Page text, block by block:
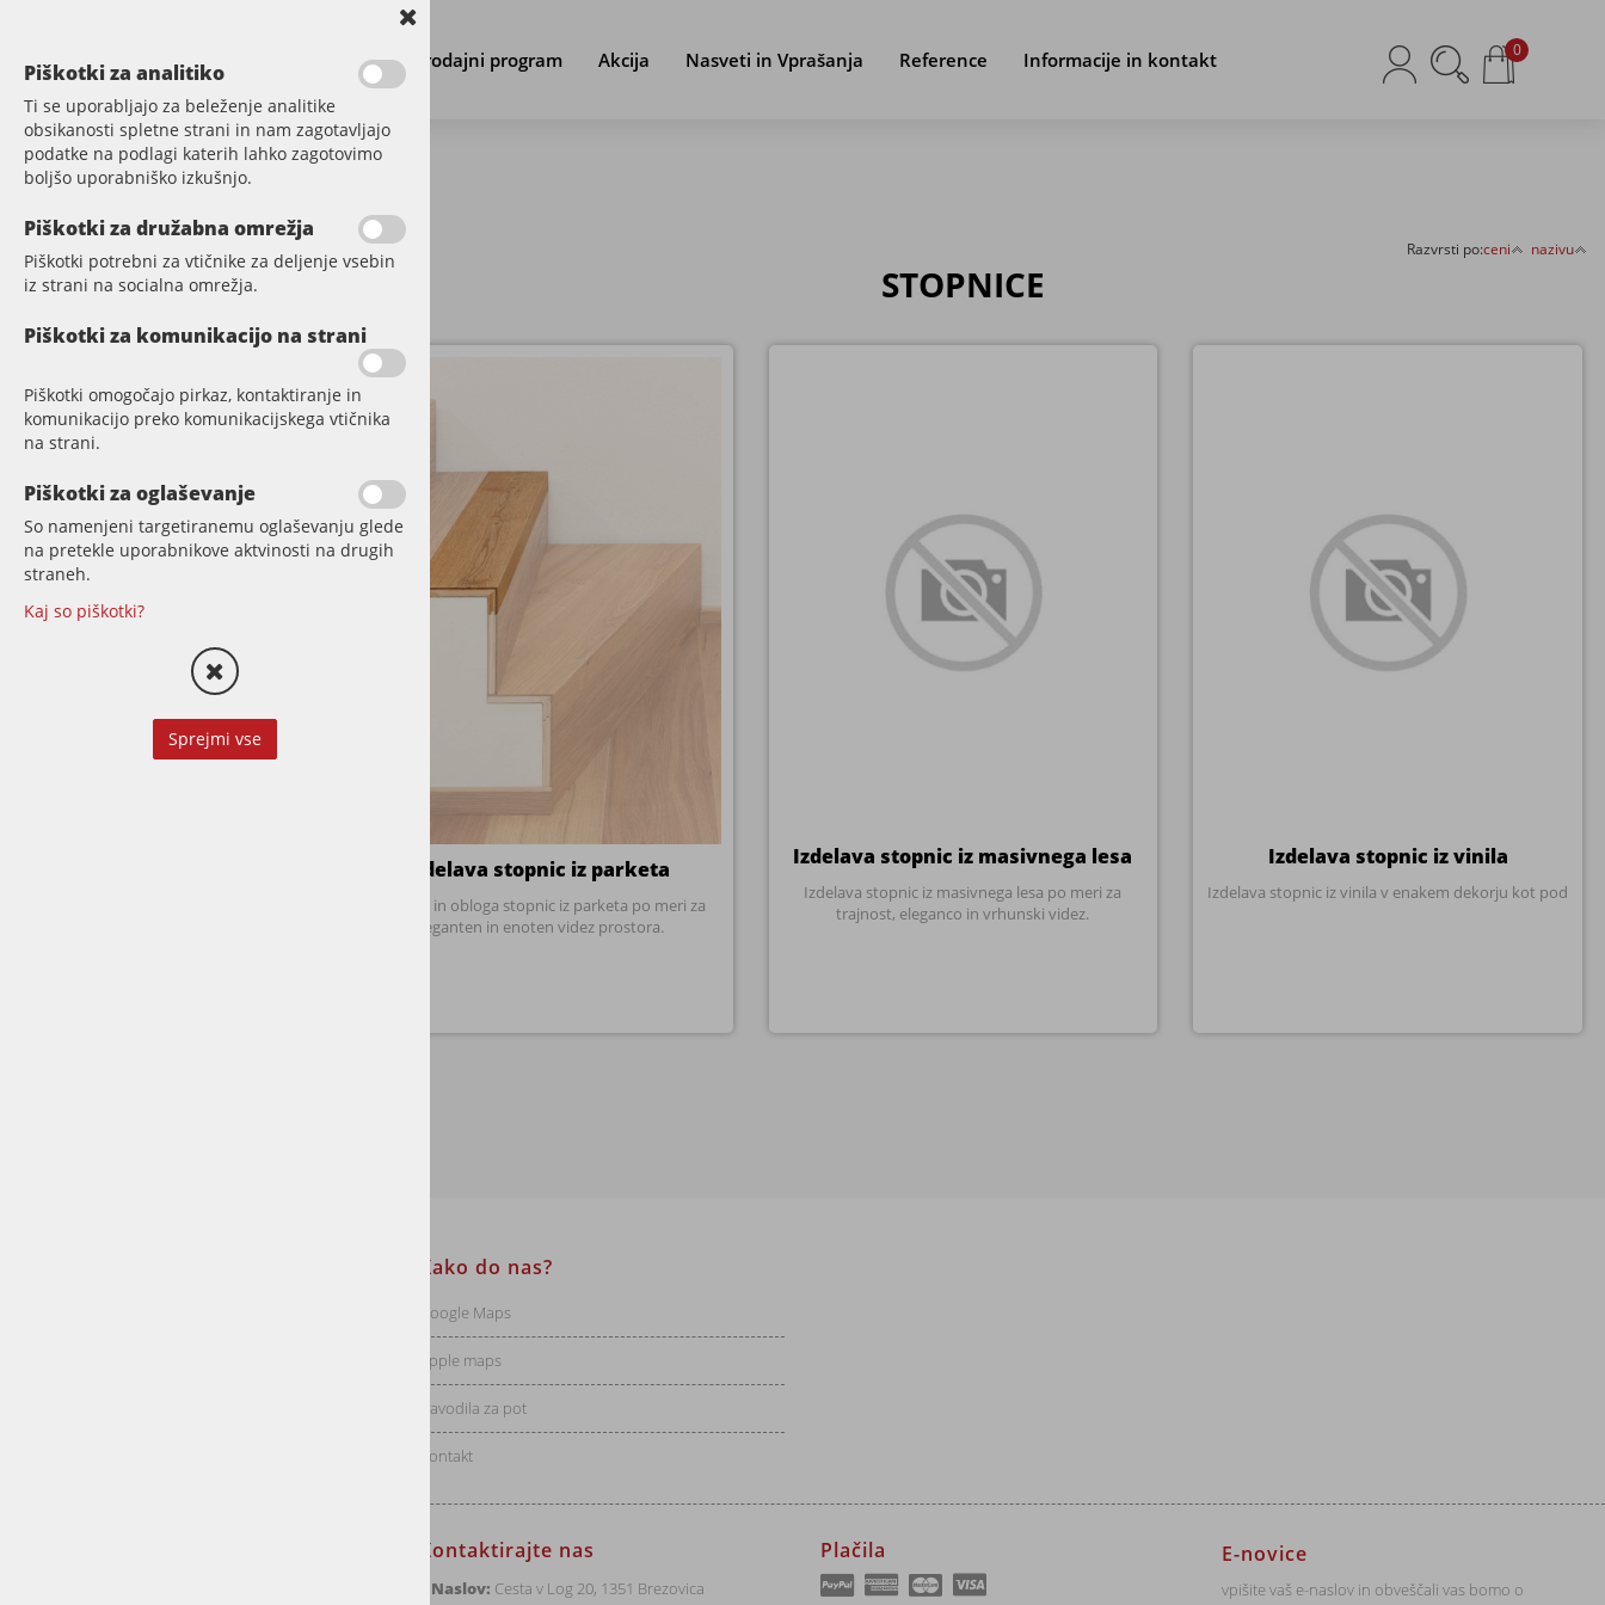
Prodajni program Akcija Nasveti in Vprašanja Reference Informacije in kontakt 0
PARKET
VINIL
DODATNI MATERIAL
TERASE
LETVE
STORITVE
IZPOSOJA
Razvrsti po:ceni nazivu
STOPNICE
Izdelava stopnic iz parketa
Izdelava in obloga stopnic iz parketa po meri za
eleganten in enoten videz prostora.
Izdelava stopnic iz masivnega lesa
Izdelava stopnic iz masivnega lesa po meri za
trajnost, eleganco in vrhunski videz.
Izdelava stopnic iz vinila
Izdelava stopnic iz vinila v enakem dekorju kot pod
Kako do nas?
Google Maps
Apple maps
Navodila za pot
Kontakt
Kontaktirajte nas
Naslov: Cesta v Log 20, 1351 Brezovica
Plačila E-novice
vpišite vaš e-naslov in obveščali vas bomo o
Piškotki za analitiko
Ti se uporabljajo za beleženje analitike
obsikanosti spletne strani in nam zagotavljajo
podatke na podlagi katerih lahko zagotovimo
boljšo uporabniško izkušnjo.
Piškotki za družabna omrežja
Piškotki potrebni za vtičnike za deljenje vsebin
iz strani na socialna omrežja.
Piškotki za komunikacijo na strani
Piškotki omogočajo pirkaz, kontaktiranje in
komunikacijo preko komunikacijskega vtičnika
na strani.
Piškotki za oglaševanje
So namenjeni targetiranemu oglaševanju glede
na pretekle uporabnikove aktvinosti na drugih
straneh.
Kaj so piškotki?
Sprejmi vse